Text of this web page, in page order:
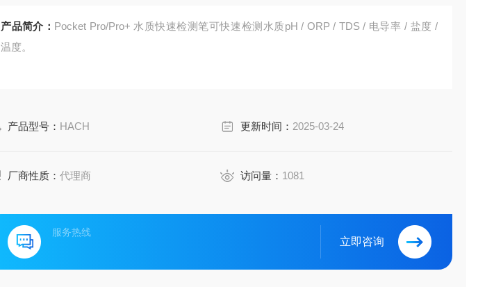
产品简介： Pocket Pro/Pro+ 水质快速检测笔可快速检测水质pH / ORP / TDS / 电导率 / 盐度 /
温度。
产品型号： HACH 更新时间： 2025-03-24
厂商性质：代理商 访问量： 1081
服务热线
立即咨询